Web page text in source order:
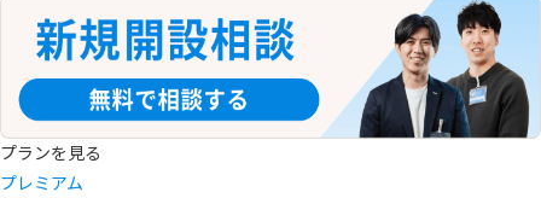
プランを見る
プレミアム